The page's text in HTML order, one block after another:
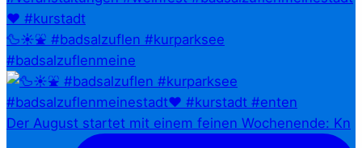
🦆☀️⛲ #badsalzuflen #kurparksee
#badsalzuflenmeine
Der August startet mit einem feinen Wochenende: Kn